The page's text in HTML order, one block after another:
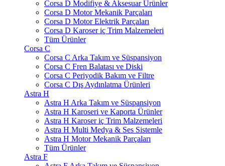
Corsa D Modifiye & Aksesuar Ürünler
Corsa D Motor Mekanik Parçaları
Corsa D Motor Elektrik Parçaları
Corsa D Karoser iç Trim Malzemeleri
Tüm Ürünler
Corsa C
Corsa C Arka Takım ve Süspansiyon
Corsa C Fren Balatası ve Diski
Corsa C Periyodik Bakım ve Filtre
Corsa C Dış Aydınlatma Ürünleri
Astra H
Astra H Arka Takım ve Süspansiyon
Astra H Karoseri ve Kaporta Ürünler
Astra H Karoser iç Trim Malzemeleri
Astra H Multi Medya & Ses Sistemle
Astra H Motor Mekanik Parçaları
Tüm Ürünler
Astra F